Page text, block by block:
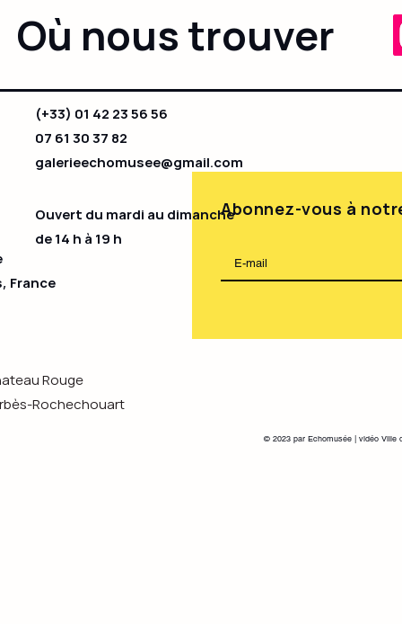
Où nous trouver
Abonnez-vous à
© 2023 par Echomusée | vidéo Ville
France
Rouge
Rochechouart
(+33) 01 42 23 56 56
07 61 30 37 82
galerieechomusee@gmail.com
Ouvert du mardi au dimanche
de 14 h à 19 h​